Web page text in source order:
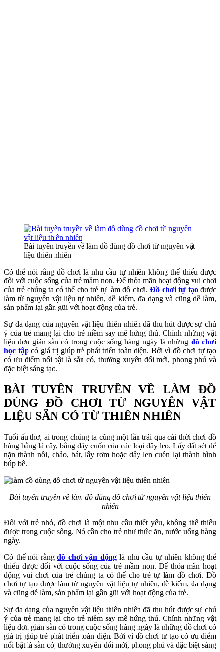
Bài tuyên truyền về làm đồ dùng đồ chơi từ nguyên vật
liệu thiên nhiên
Có thể nói rằng đồ chơi là nhu cầu tự nhiên không thể thiếu được
đối với cuộc sống của trẻ mầm non. Để thỏa mãn hoạt động vui chơi
của trẻ chúng ta có thể cho trẻ tự làm đồ chơi.Đồ chơi tự tạođược
làm từ nguyên vật liệu tự nhiên, dễ kiếm, đa dạng và cũng dễ làm,
sản phẩm lại gần gũi với hoạt động của trẻ.
Sự đa dạng của nguyên vật liệu thiên nhiên đã thu hút được sự chú
ý của trẻ mang lại cho trẻ niềm say mê hứng thú. Chính những vật
liệu đơn giản sẵn có trong cuộc sống hàng ngày là những đồ chơi
học tậpcó giá trị giúp trẻ phát triển toàn diện. Bởi vì đồ chơi tự tạo
có ưu điểm nổi bật là sẵn có, thường xuyên đổi mới, phong phú và
đặc biệt sáng tạo.
BÀI TUYÊN TRUYỀN VỀ LÀM ĐỒ
DÙNG ĐỒ CHƠI TỪ NGUYÊN VẬT
LIỆU SẴN CÓ TỪ THIÊN NHIÊN
Tuổi ấu thơ, ai trong chúng ta cũng một lần trải qua cái thời chơi đồ
hàng bằng lá cây, bằng dây cuốn của các loại dây leo. Lấy đất sét để
nặn thành nồi, chảo, bát, lấy rơm hoặc dây len cuốn lại thành hình
búp bê.
Bài tuyên truyền về làm đồ dùng đồ chơi từ nguyên vật liệu thiên
nhiên
Đối với trẻ nhỏ, đồ chơi là một nhu cầu thiết yếu, không thể thiếu
được trong cuộc sống. Nó cần cho trẻ như thức ăn, nước uống hàng
ngày.
Có thể nói rằng đồ chơi vận độnglà nhu cầu tự nhiên không thể
thiếu được đối với cuộc sống của trẻ mầm non. Để thỏa mãn hoạt
động vui chơi của trẻ chúng ta có thể cho trẻ tự làm đồ chơi. Đồ
chơi tự tạo được làm từ nguyên vật liệu tự nhiên, dễ kiếm, đa dạng
và cũng dễ làm, sản phẩm lại gần gũi với hoạt động của trẻ.
Sự đa dạng của nguyên vật liệu thiên nhiên đã thu hút được sự chú
ý của trẻ mang lại cho trẻ niềm say mê hứng thú. Chính những vật
liệu đơn giản sẵn có trong cuộc sống hàng ngày là những đồ chơi có
giá trị giúp trẻ phát triển toàn diện. Bởi vì đồ chơi tự tạo có ưu điểm
nổi bật là sẵn có, thường xuyên đổi mới, phong phú và đặc biệt sáng